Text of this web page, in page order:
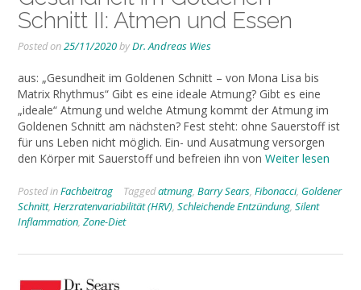
Schnitt II: Atmen und Essen
Posted on25/11/2020byDr. Andreas Wies
aus: „Gesundheit im Goldenen Schnitt – von Mona Lisa bis
Matrix Rhythmus“ Gibt es eine ideale Atmung? Gibt es eine
„ideale“ Atmung und welche Atmung kommt der Atmung im
Goldenen Schnitt am nächsten? Fest steht: ohne Sauerstoff ist
für uns Leben nicht möglich. Ein- und Ausatmung versorgen
den Körper mit Sauerstoff und befreien ihn von Weiter lesen
Posted inFachbeitrag Taggedatmung, Barry Sears, Fibonacci, Goldener
Schnitt, Herzratenvariabilität (HRV), Schleichende Entzündung, Silent
Inflammation, Zone-Diet